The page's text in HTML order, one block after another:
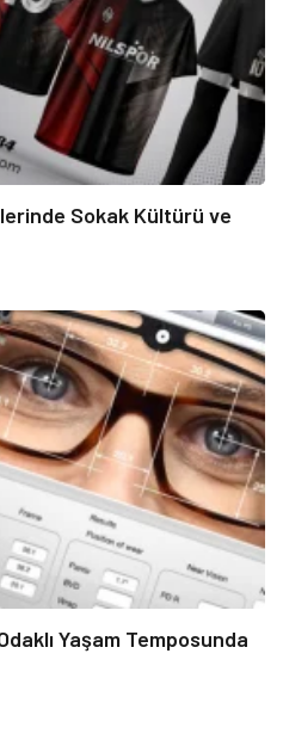
Sokak Kültürü ve
Yaşam Temposunda